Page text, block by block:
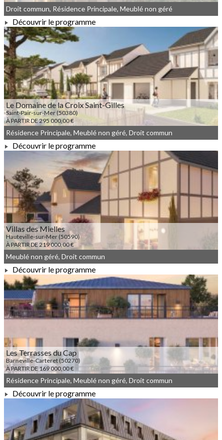
À PARTIR DE 179 000,00 €
Droit commun, Résidence Principale, Meublé non géré
Découvrir le programme
Le Domaine de la Croix Saint-Gilles
Saint-Pair-sur-Mer (50380)
À PARTIR DE 295 000,00 €
À PARTIR DE 295 000,00 €
Résidence Principale, Meublé non géré, Droit commun
Découvrir le programme
Villas des Mielles
Hauteville-sur-Mer (50590)
À PARTIR DE 219 000,00 €
À PARTIR DE 219 000,00 €
Meublé non géré, Droit commun
Découvrir le programme
Les Terrasses du Cap
Barneville-Carteret (50270)
À PARTIR DE 169 000,00 €
À PARTIR DE 169 000,00 €
Résidence Principale, Meublé non géré, Droit commun
Découvrir le programme